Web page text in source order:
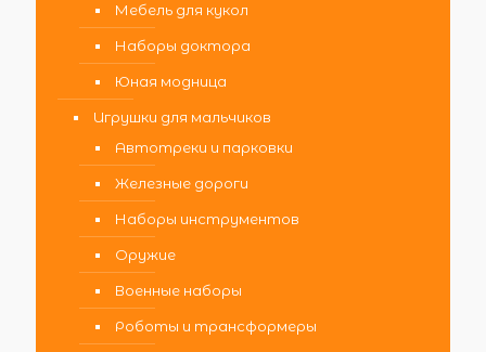
Мебель для кукол
Наборы доктора
Юная модница
Игрушки для мальчиков
Автотреки и парковки
Железные дороги
Наборы инструментов
Оружие
Военные наборы
Роботы и трансформеры